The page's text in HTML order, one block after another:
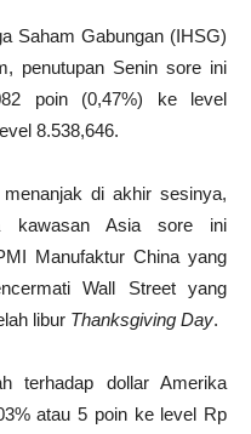
Saham Gabungan (IHSG)
penutupan Senin sore ini
poin (0,47%) ke level
8.538,646.
di akhir sesinya,
kawasan Asia sore ini
Manufaktur China yang
Wall Street yang
libur Thanksgiving Day.
terhadap dollar Amerika
atau 5 poin ke level Rp